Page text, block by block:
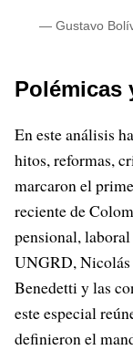
— Gustavo
Polémicas
En este análisis
hitos, reformas,
marcaron el
reciente de
pensional, laboral
UNGRD, Nicolás
Benedetti y las
este especial
definieron el